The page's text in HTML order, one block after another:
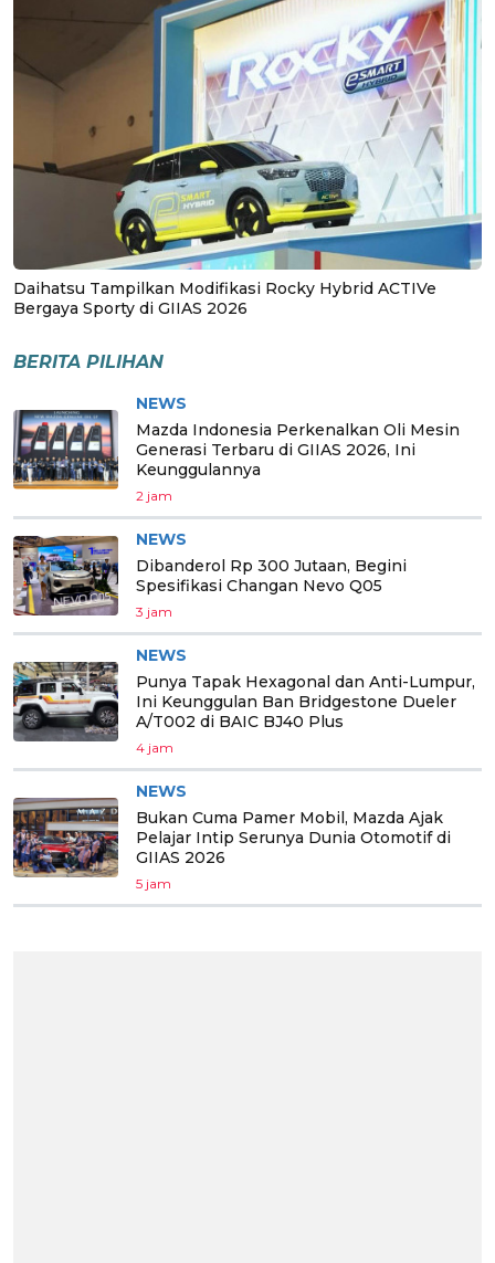
Daihatsu Tampilkan Modifikasi Rocky Hybrid ACTIVe
Bergaya Sporty di GIIAS 2026
BERITA PILIHAN
NEWS
Mazda Indonesia Perkenalkan Oli Mesin
Generasi Terbaru di GIIAS 2026, Ini
Keunggulannya
2 jam
NEWS
Dibanderol Rp 300 Jutaan, Begini
Spesifikasi Changan Nevo Q05
3 jam
NEWS
Punya Tapak Hexagonal dan Anti-Lumpur,
Ini Keunggulan Ban Bridgestone Dueler
A/T002 di BAIC BJ40 Plus
4 jam
NEWS
Bukan Cuma Pamer Mobil, Mazda Ajak
Pelajar Intip Serunya Dunia Otomotif di
GIIAS 2026
5 jam